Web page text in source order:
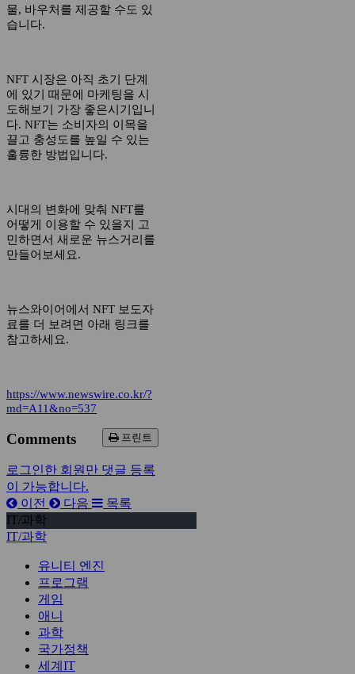
물, 바우처를 제공할 수도 있
습니다.
NFT 시장은 아직 초기 단계
에 있기 때문에 마케팅을 시
도해보기 가장 좋은시기입니
다. NFT는 소비자의 이목을
끌고 충성도를 높일 수 있는
훌륭한 방법입니다.
시대의 변화에 맞춰 NFT를
어떻게 이용할 수 있을지 고
민하면서 새로운 뉴스거리를
만들어보세요.
뉴스와이어에서 NFT 보도자
료를 더 보려면 아래 링크를
참고하세요.
https://www.newswire.co.kr/?
md=A11&no=537
프린트
Comments
로그인한 회원만 댓글 등록
이 가능합니다.
이전
다음
목록
IT/과학
IT/과학
유니티 엔진
프로그램
게임
애니
과학
국가정책
세계IT